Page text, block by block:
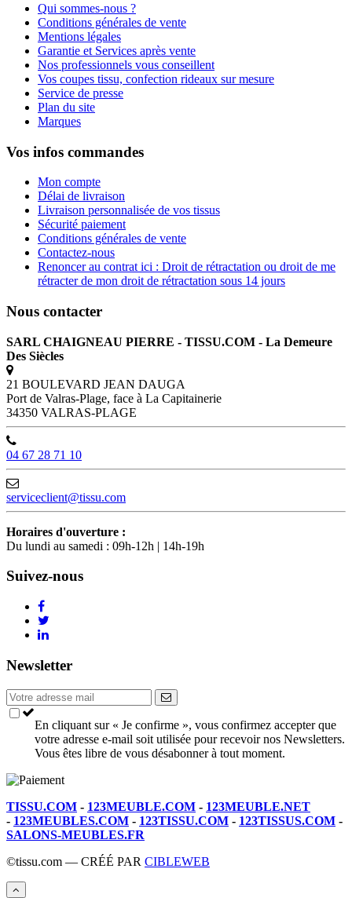
Qui sommes-nous ?
Conditions générales de vente
Mentions légales
Garantie et Services après vente
Nos professionnels vous conseillent
Vos coupes tissu, confection rideaux sur mesure
Service de presse
Plan du site
Marques
Vos infos commandes
Mon compte
Délai de livraison
Livraison personnalisée de vos tissus
Sécurité paiement
Conditions générales de vente
Contactez-nous
Renoncer au contrat ici : Droit de rétractation ou droit de me
rétracter de mon droit de rétractation sous 14 jours
Nous contacter
SARL CHAIGNEAU PIERRE - TISSU.COM - La Demeure
Des Siècles
21 BOULEVARD JEAN DAUGA
Port de Valras-Plage, face à La Capitainerie
34350 VALRAS-PLAGE
04 67 28 71 10
serviceclient@tissu.com
Horaires d'ouverture :
Du lundi au samedi : 09h-12h | 14h-19h
Suivez-nous
Newsletter
En cliquant sur « Je confirme », vous confirmez accepter que
votre adresse e-mail soit utilisée pour recevoir nos Newsletters.
Vous êtes libre de vous désabonner à tout moment.
TISSU.COM - 123MEUBLE.COM - 123MEUBLE.NET
- 123MEUBLES.COM - 123TISSU.COM - 123TISSUS.COM -
SALONS-MEUBLES.FR
©tissu.com — CRÉÉ PAR CIBLEWEB